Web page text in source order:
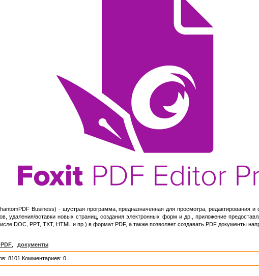
Business) - шустрая программа, предназначенная для просмотра, редактирования и
удаления/вставки новых страниц, создания электронных форм и др., приложение
DOC, PPT, TXT, HTML и пр.) в формат PDF, а также позволяет создавать PDF документы
документы
8101 Комментариев: 0